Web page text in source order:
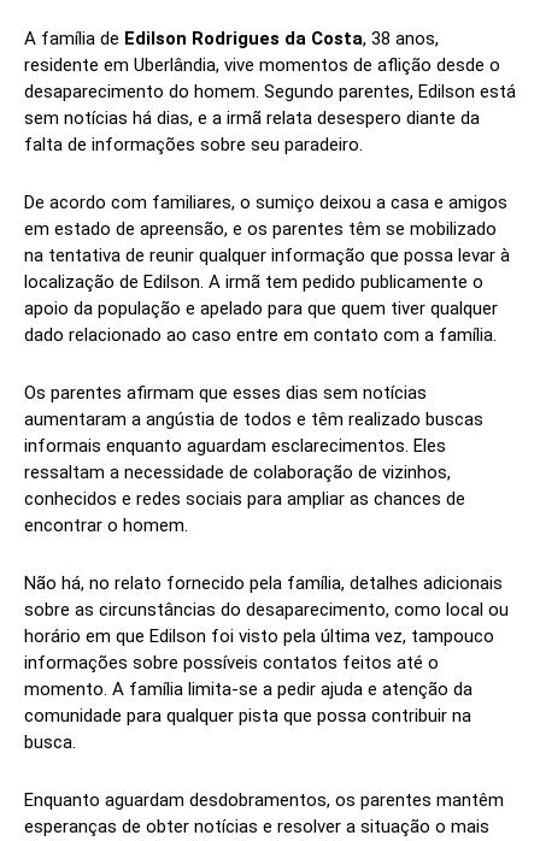
A família de Edilson Rodrigues da Costa, 38 anos,
residente em Uberlândia, vive momentos de aflição desde o
desaparecimento do homem. Segundo parentes, Edilson está
sem notícias há dias, e a irmã relata desespero diante da
falta de informações sobre seu paradeiro.
De acordo com familiares, o sumiço deixou a casa e amigos
em estado de apreensão, e os parentes têm se mobilizado
na tentativa de reunir qualquer informação que possa levar à
localização de Edilson. A irmã tem pedido publicamente o
apoio da população e apelado para que quem tiver qualquer
dado relacionado ao caso entre em contato com a família.
Os parentes afirmam que esses dias sem notícias
aumentaram a angústia de todos e têm realizado buscas
informais enquanto aguardam esclarecimentos. Eles
ressaltam a necessidade de colaboração de vizinhos,
conhecidos e redes sociais para ampliar as chances de
encontrar o homem.
Não há, no relato fornecido pela família, detalhes adicionais
sobre as circunstâncias do desaparecimento, como local ou
horário em que Edilson foi visto pela última vez, tampouco
informações sobre possíveis contatos feitos até o
momento. A família limita-se a pedir ajuda e atenção da
comunidade para qualquer pista que possa contribuir na
busca.
Enquanto aguardam desdobramentos, os parentes mantêm
esperanças de obter notícias e resolver a situação o mais